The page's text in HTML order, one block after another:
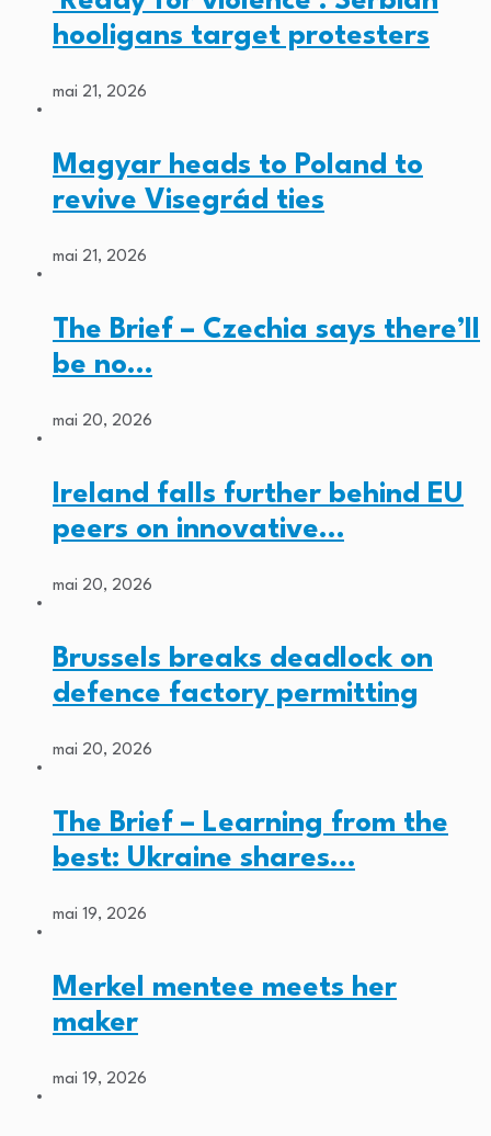
hooligans target protesters
mai 21, 2026
Magyar heads to Poland to
revive Visegrád ties
mai 21, 2026
The Brief – Czechia says there’ll
be no…
mai 20, 2026
Ireland falls further behind EU
peers on innovative…
mai 20, 2026
Brussels breaks deadlock on
defence factory permitting
mai 20, 2026
The Brief – Learning from the
best: Ukraine shares…
mai 19, 2026
Merkel mentee meets her
maker
mai 19, 2026